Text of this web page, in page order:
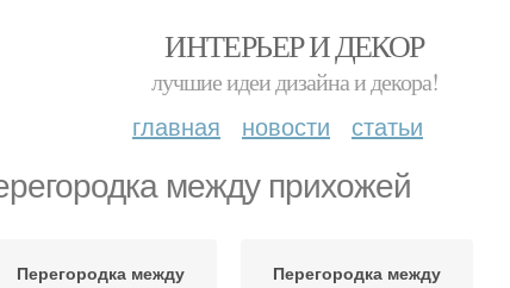
ИНТЕРЬЕР И ДЕКОР
лучшие идеи дизайна и декора!
главная новости статьи
между прихожей
Перегородка между
Перегородка между